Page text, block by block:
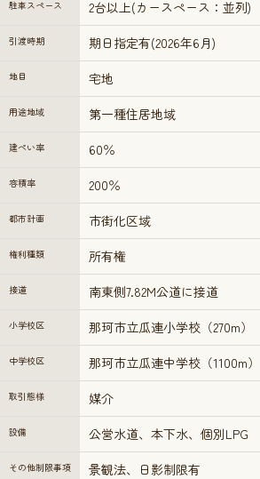
駐車スペース 2台以上(カースペース：並列)
引渡時期 期日指定有(2026年6月)
地目 宅地
用途地域 第一種住居地域
建ぺい率 60％
容積率 200％
都市計画 市街化区域
権利種類 所有権
接道 南東側7.82M公道に接道
小学校区 那珂市立瓜連小学校（270m）
中学校区 那珂市立瓜連中学校（1100m）
取引態様 媒介
設備 公営水道、本下水、個別LPG
その他制限事項 景観法、日影制限有